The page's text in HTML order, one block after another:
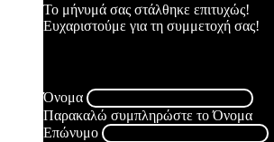
Το μήνυμά σας στάλθηκε επιτυχώς!
Ευχαριστούμε για τη συμμετοχή σας!
Όνομα
Παρακαλώ συμπληρώστε το Όνομα
Επώνυμο